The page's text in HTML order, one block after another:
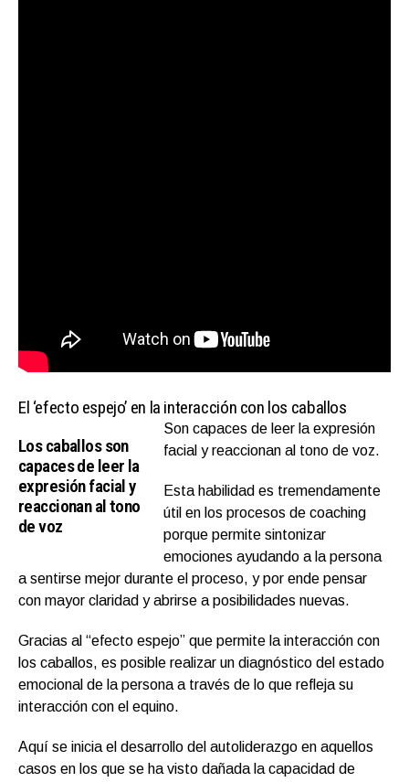
El ‘efecto espejo’ en la interacción con los caballos
Los caballos son
capaces de leer la
expresión facial y
reaccionanal tono
de voz
Son capaces de leer la expresión
facial y reaccionan al tono de voz.
Esta habilidad es tremendamente
útil en los procesos de coaching
porque permite sintonizar
emociones ayudando a la persona
a sentirse mejor durante el proceso, y por ende pensar
con mayor claridad y abrirse a posibilidades nuevas.
Gracias al “efecto espejo” que permite la interacción con
los caballos, es posible realizar un diagnóstico del estado
emocional de la persona a través de lo que refleja su
interacción con el equino.
Aquí se inicia el desarrollo del autoliderazgo en aquellos
casos en los que se ha visto dañada la capacidad de